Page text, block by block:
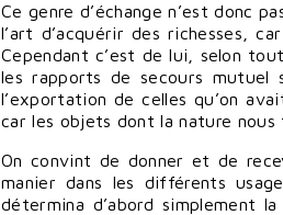
Ce genre d’échange n’est donc
l’art d’acquérir des richesses,
Cependant c’est de lui, selon
les rapports de secours mutuel
l’exportation de celles qu’on
car les objets dont la nature
On convint de donner et de
manier dans les différents
détermina d’abord simplement